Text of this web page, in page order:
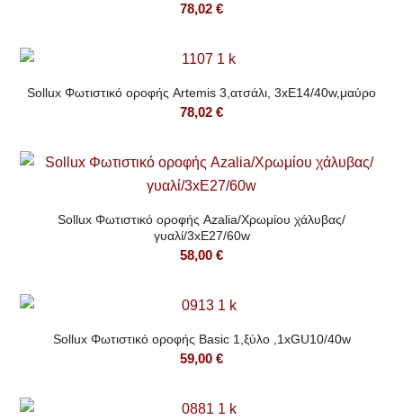
78,02 €
Sollux Φωτιστικό οροφής Artemis 3,ατσάλι, 3xE14/40w,μαύρο
78,02 €
Sollux Φωτιστικό οροφής Azalia/Χρωμίου χάλυβας/
γυαλί/3xE27/60w
58,00 €
Sollux Φωτιστικό οροφής Basic 1,ξύλο ,1xGU10/40w
59,00 €